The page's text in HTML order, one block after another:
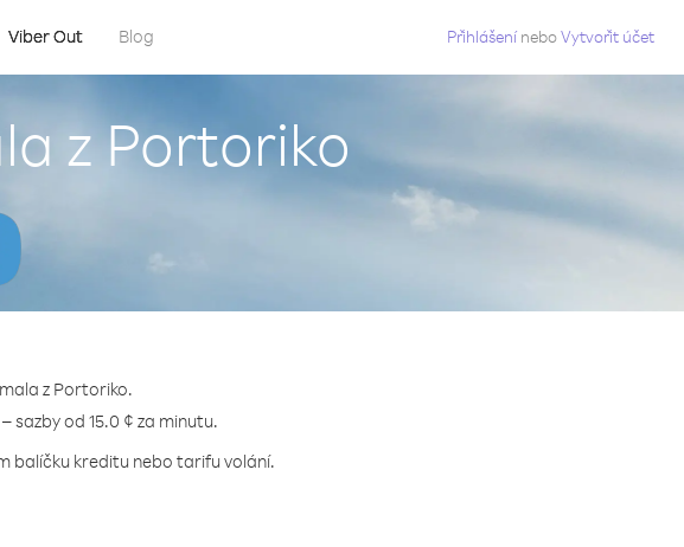
Viber Out Blog Přihlášení neboVytvořit účet
z Portoriko
z Portoriko.
sazby od 15.0 ¢ za minutu.
balíčku kreditu nebo tarifu volání.